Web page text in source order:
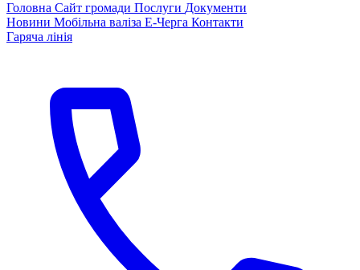
Головна Сайт громади Послуги Документи
Новини Мобільна валіза Е-Черга Контакти
Гаряча лінія